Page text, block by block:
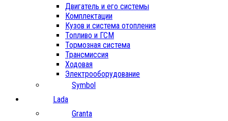
Двигатель и его системы
Комплектации
Кузов и система отопления
Топливо и ГСМ
Тормозная система
Трансмиссия
Ходовая
Электрооборудование
Symbol
Lada
Granta